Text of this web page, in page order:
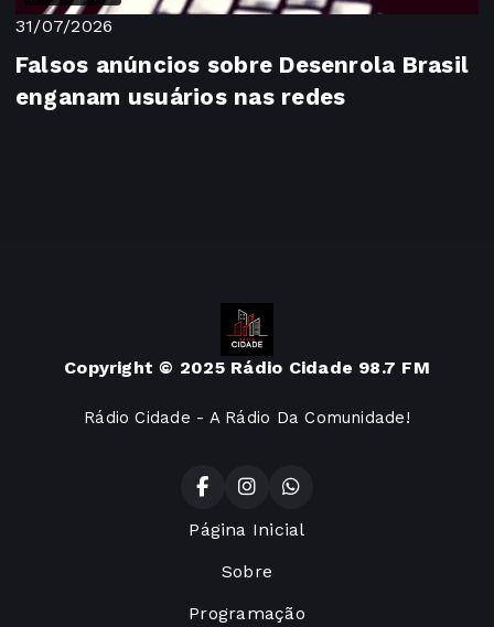
31/07/2026
Falsos anúncios sobre Desenrola Brasil
enganam usuários nas redes
Copyright © 2025 Rádio Cidade 98.7 FM
Rádio Cidade - A Rádio Da Comunidade!
Página Inicial
Sobre
Programação